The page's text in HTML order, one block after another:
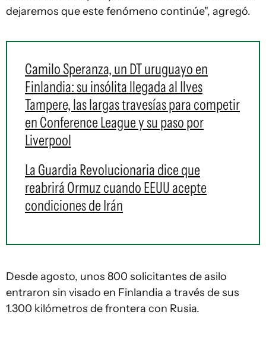
dejaremos que este fenómeno continúe", agregó.
Camilo Speranza, un DT uruguayo en
Finlandia: su insólita llegada al Ilves
Tampere, las largas travesías para competir
en Conference League y su paso por
Liverpool
La Guardia Revolucionaria dice que
reabrirá Ormuz cuando EEUU acepte
condiciones de Irán
Desde agosto, unos 800 solicitantes de asilo
entraron sin visado en Finlandia a través de sus
1.300 kilómetros de frontera con Rusia.